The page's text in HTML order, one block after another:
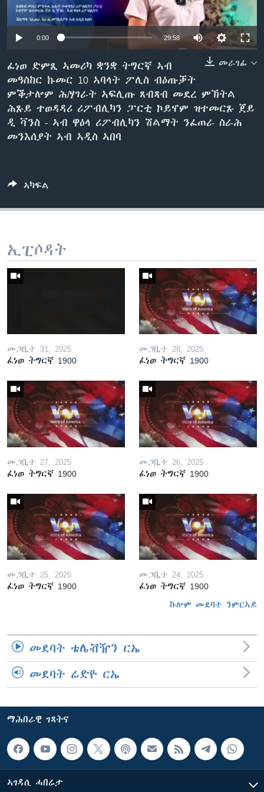
ቂሔ ጽልሚ
ቋንቋታት
0:00 29:58
መራገፊ
ፈነወ ድምጺ ኣመሪካ ቋንቋ ትግርኛ ኣብ
መዓስከር ኩመር 10 ኣባላት ፖሊስ ብዕጡቓት
ምቕታሎም ሕ/ሃገራት ኣፍሊጡ ጸብጻብ መደረ ምኽትል
ሕጹይ ተወዳዳሪ ሪፖብሊካን ፓርቲ ኮይኖም ዝተመርጹ ጀይ
ዲ ቫንስ - ኣብ ዋዕላ ሪፖብሊካን ሽልማት ንፈጠራ ስራሕ
መንእሰያት ኣብ ኣዲስ ኣበባ
ኣካፍል
ኢፒሶዳት
መጋቢት 31, 2025
ፈነወ ትግርኛ 1900
መጋቢት 28, 2025
ፈነወ ትግርኛ 1900
መጋቢት 27, 2025
ፈነወ ትግርኛ 1900
መጋቢት 26, 2025
ፈነወ ትግርኛ 1900
መጋቢት 25, 2025
ፈነወ ትግርኛ 1900
መጋቢት 24, 2025
ፈነወ ትግርኛ 1900
ኩሎም መደባት ንምርኣይ
መደባት ቴሌቭዥን ርኤ
መደባት ሬድዮ ርኤ
ማሕበራዊ ገጻትና
ኣገዳሲ ሓበሬታ